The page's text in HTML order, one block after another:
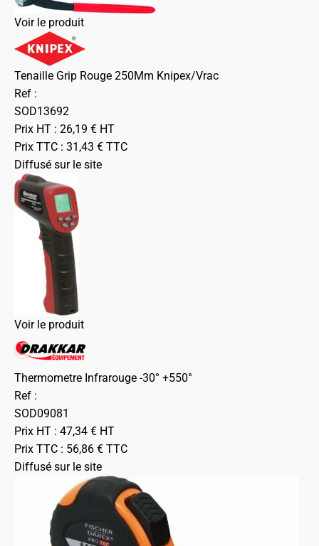
Voir le produit
Tenaille Grip Rouge 250Mm Knipex/Vrac
Ref :
SOD13692
Prix HT : 26,19 € HT
Prix TTC : 31,43 € TTC
Diffusé sur le site
Voir le produit
Thermometre Infrarouge -30° +550°
Ref :
SOD09081
Prix HT : 47,34 € HT
Prix TTC : 56,86 € TTC
Diffusé sur le site